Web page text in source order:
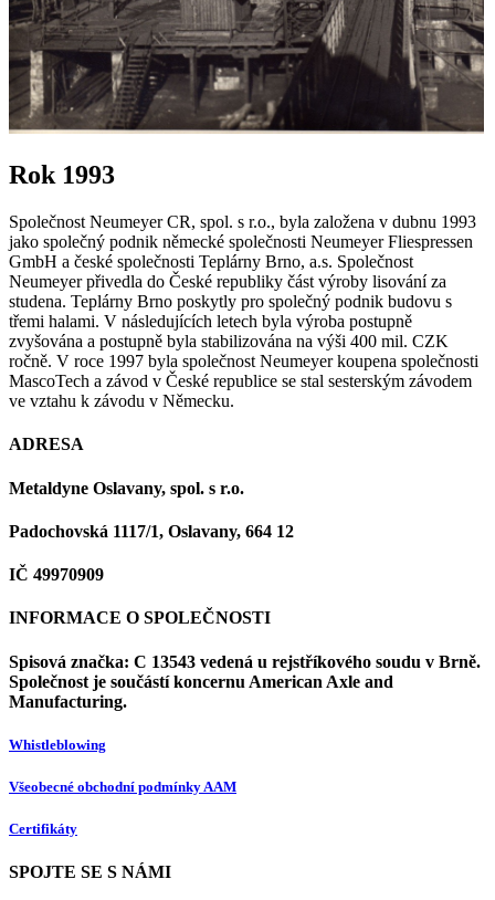
Rok 1993
Společnost Neumeyer CR, spol. s r.o., byla založena v dubnu 1993
jako společný podnik německé společnosti Neumeyer Fliespressen
GmbH a české společnosti Teplárny Brno, a.s. Společnost
Neumeyer přivedla do České republiky část výroby lisování za
studena. Teplárny Brno poskytly pro společný podnik budovu s
třemi halami. V následujících letech byla výroba postupně
zvyšována a postupně byla stabilizována na výši 400 mil. CZK
ročně. V roce 1997 byla společnost Neumeyer koupena společnosti
MascoTech a závod v České republice se stal sesterským závodem
ve vztahu k závodu v Německu.
ADRESA
Metaldyne Oslavany, spol. s r.o.
Padochovská 1117/1, Oslavany, 664 12
IČ 49970909
INFORMACE O SPOLEČNOSTI
Spisová značka: C 13543 vedená u rejstříkového soudu v Brně.
Společnost je součástí koncernu American Axle and
Manufacturing.
Whistleblowing
Všeobecné obchodní podmínky AAM
Certifikáty
SPOJTE SE S NÁMI